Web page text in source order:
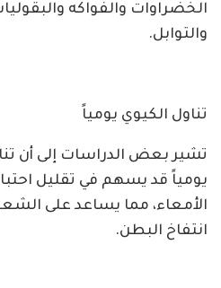
الخضراوات والفواكه
والتوابل.
تناول الكيوي يومياً
تشير بعض الدراسات إلى أن
يومياً قد يسهم في تقليل
الأمعاء، مما يساعد على
انتفاخ البطن.